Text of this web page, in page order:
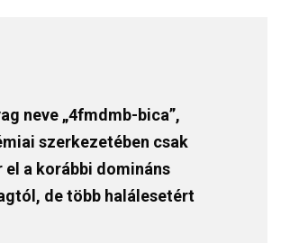
neve „4fmdmb-bica”,
szerkezetében csak
el a korábbi domináns
de több halálesetért